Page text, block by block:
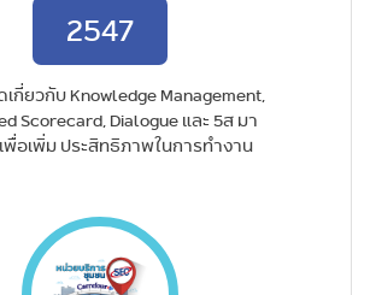
2547
กี่ยวกับ Knowledge Management,
Scorecard, Dialogue และ 5ส มา
พื่อเพิ่ม ประสิทธิภาพในการทำงาน